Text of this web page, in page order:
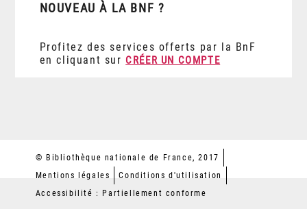
NOUVEAU À LA BNF ?
Profitez des services offerts par la BnF
en cliquant sur CRÉER UN COMPTE
© Bibliothèque nationale de France, 2017
Mentions légales
Conditions d'utilisation
Accessibilité : Partiellement conforme